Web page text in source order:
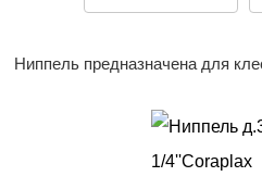
Ниппель предназначена для